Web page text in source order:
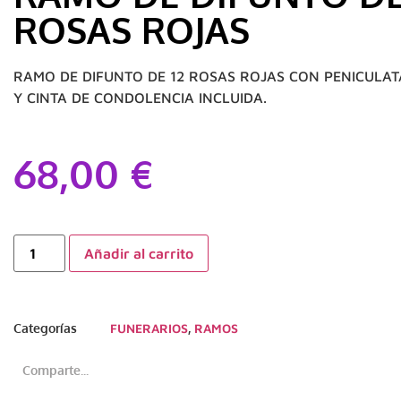
ROSAS ROJAS
RAMO DE DIFUNTO DE 12 ROSAS ROJAS CON
Y CINTA DE CONDOLENCIA INCLUIDA.
68,00 €
Añadir al carrito
Categorías FUNERARIOS, RAMOS
Comparte...